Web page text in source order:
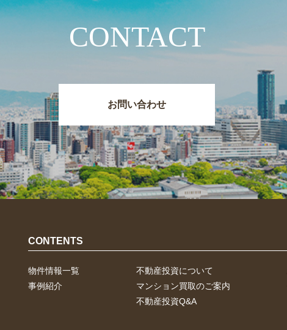
CONTACT
お問い合わせ
CONTENTS
物件情報一覧
事例紹介
不動産投資について
マンション買取のご案内
不動産投資Q&A